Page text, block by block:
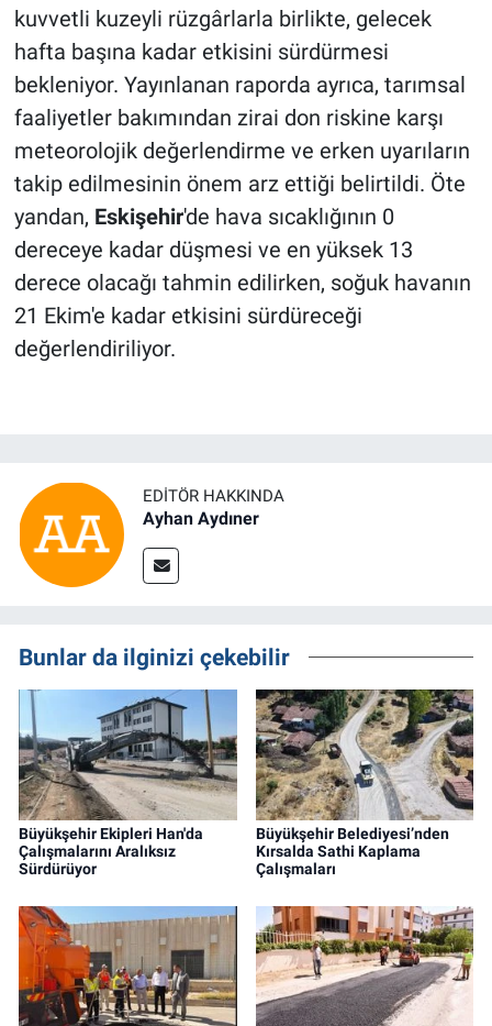
kuvvetli kuzeyli rüzgârlarla birlikte, gelecek
hafta başına kadar etkisini sürdürmesi
bekleniyor. Yayınlanan raporda ayrıca, tarımsal
faaliyetler bakımından zirai don riskine karşı
meteorolojik değerlendirme ve erken uyarıların
takip edilmesinin önem arz ettiği belirtildi. Öte
yandan, Eskişehir'de hava sıcaklığının 0
dereceye kadar düşmesi ve en yüksek 13
derece olacağı tahmin edilirken, soğuk havanın
21 Ekim'e kadar etkisini sürdüreceği
değerlendiriliyor.
EDITÖR HAKKINDA
Ayhan Aydıner
Bunlar da ilginizi çekebilir
Büyükşehir Ekipleri Han'da
Çalışmalarını Aralıksız
Sürdürüyor
Büyükşehir Belediyesi’nden
Kırsalda Sathi Kaplama
Çalışmaları